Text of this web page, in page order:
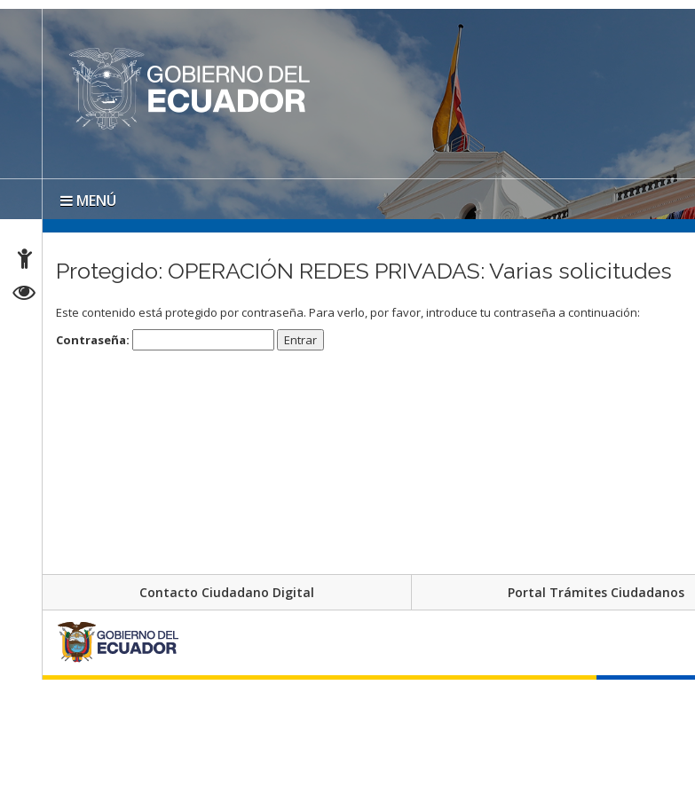
MENÚ
Protegido: OPERACIÓN REDES PRIVADAS: Varias solicitudes
Este contenido está protegido por contraseña. Para verlo, por favor, introduce tu contraseña a continuación:
Contraseña:
Contacto Ciudadano Digital Portal Trámites Ciudadanos